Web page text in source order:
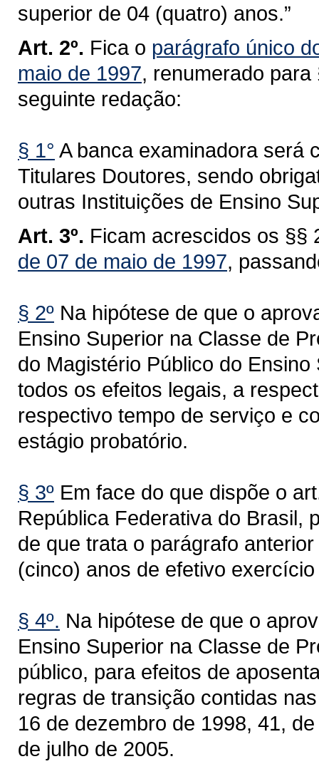
superior de 04 (quatro) anos.”
Art. 2º. Fica o parágrafo único
maio de 1997, renumerado
seguinte redação:
§ 1° A banca examinadora será
Titulares Doutores, sendo
outras Instituições de Ensino
Art. 3º. Ficam acrescidos os §§
de 07 de maio de 1997,
§ 2º Na hipótese de que o
Ensino Superior na Classe de
do Magistério Público do
todos os efeitos legais, a
respectivo tempo de serviço e
estágio probatório.
§ 3º Em face do que dispõe o
República Federativa do Brasil,
de que trata o parágrafo
(cinco) anos de efetivo
§ 4º. Na hipótese de que o
Ensino Superior na Classe de
público, para efeitos de
regras de transição contidas
16 de dezembro de 1998, 41,
de julho de 2005.